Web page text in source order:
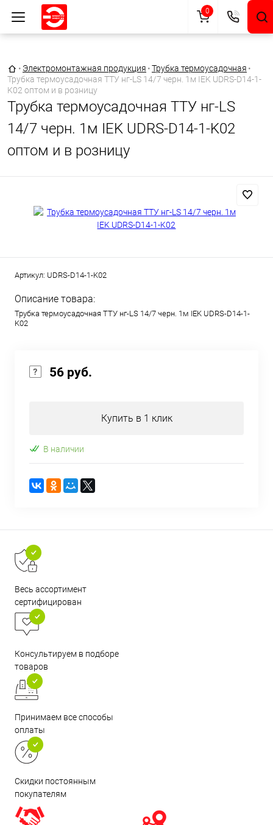
Главная страница
• Электромонтажная продукция •Трубка термоусадочная •
Трубка термоусадочная ТТУ нг-LS 14/7 черн. 1м IEK UDRS-D14-1-
K02 оптом и в розницу
Трубка термоусадочная ТТУ нг-LS
14/7 черн. 1м IEK UDRS-D14-1-K02
оптом и в розницу
Артикул: UDRS-D14-1-K02
Описание товара:
Трубка термоусадочная ТТУ нг-LS 14/7 черн. 1м IEK UDRS-D14-1-
K02
56 руб.
Купить в 1 клик
В наличии
Весь ассортимент
сертифицирован
Консультируем в подборе
товаров
Принимаем все способы
оплаты
Скидки постоянным
покупателям
0